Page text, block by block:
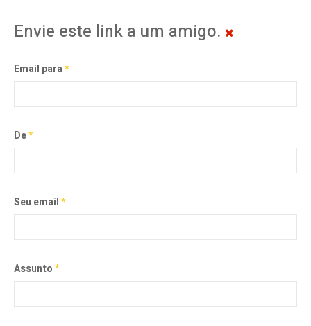
Envie este link a um amigo.
Email para*
De*
Seu email*
Assunto*